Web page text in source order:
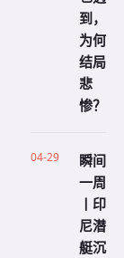
到，
为何
结局
悲
惨？
04-29
瞬间
一周
丨印
尼潜
艇沉